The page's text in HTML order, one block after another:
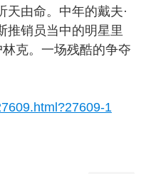
天由命。中年的戴夫·
推销员当中的明星里
克。一场残酷的争夺
1